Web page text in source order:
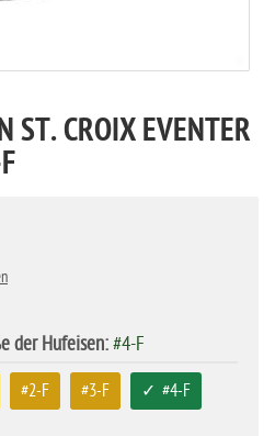
ST. CROIX EVENTER
der Hufeisen:#4-F
#2-F #3-F #4-F